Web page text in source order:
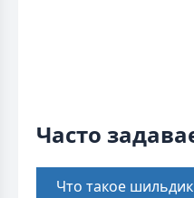
Часто
Что такое